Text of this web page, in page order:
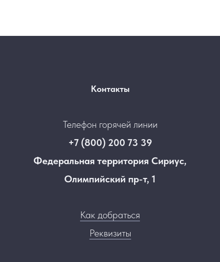
Контакты
Телефон горячей линии
+7 (800) 200 73 39
Федеральная территория Сириус,
Олимпийский пр-т, 1
Как добраться
Реквизиты